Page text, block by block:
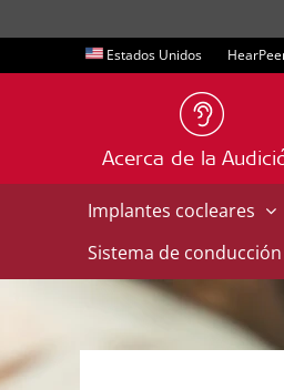
Estados Unidos
Acerca de la
Implantes cocleares
Sistema de